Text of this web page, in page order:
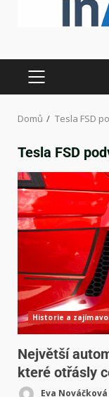
Domů Tesla FSD
Tesla FSD
Historie a
Největší
které otřásly
Eva Nováčková